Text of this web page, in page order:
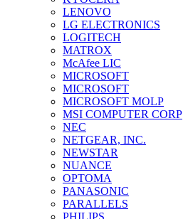
LENOVO
LG ELECTRONICS
LOGITECH
MATROX
McAfee LIC
MICROSOFT
MICROSOFT
MICROSOFT MOLP
MSI COMPUTER CORP
NEC
NETGEAR, INC.
NEWSTAR
NUANCE
OPTOMA
PANASONIC
PARALLELS
PHILIPS